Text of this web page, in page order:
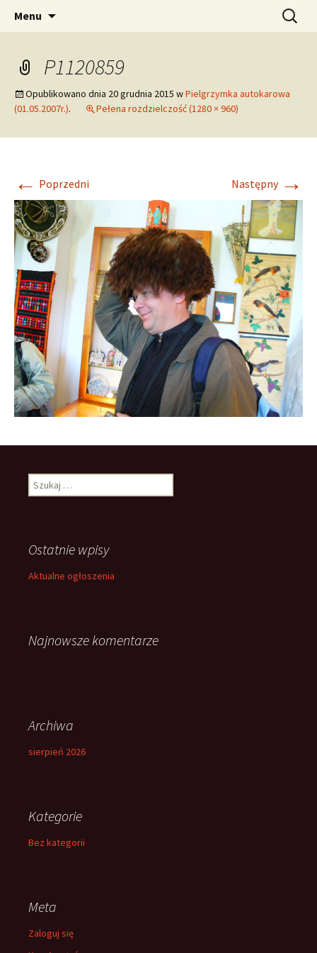
Tomaszowice – Parafia
Rzymskokatolicka
pw. Św. Apostołów Piotra i Pawła
Menu Szukaj:
P1120859
Opublikowano dnia 20 grudnia 2015 wPielgrzymka autokarowa
(01.05.2007r.). Pełena rozdzielczość (1280 × 960)
← Poprzedni Następny →
Szukaj:
Ostatnie wpisy
Aktualne ogłoszenia
Najnowsze komentarze
Archiwa
sierpień 2026
Kategorie
Bez kategorii
Meta
Zaloguj się